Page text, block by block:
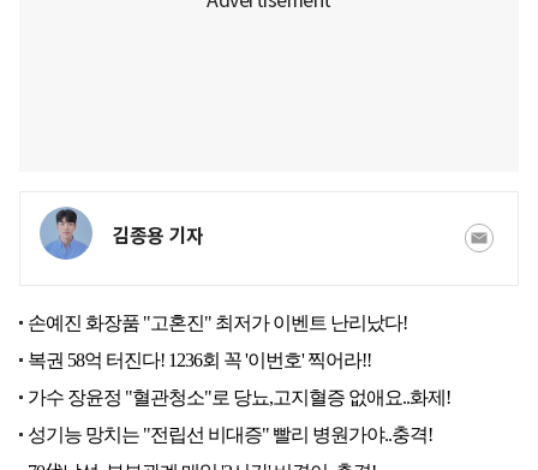
김종용 기자